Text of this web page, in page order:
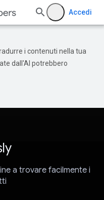
Accedi
i contenuti nella tua
dall'AI potrebbero
a trovare facilmente i